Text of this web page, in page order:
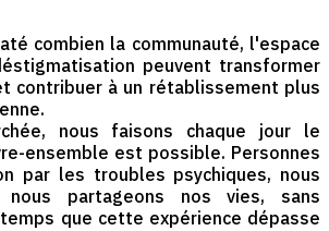
combien la communauté, l'espace
peuvent transformer
contribuer à un rétablissement plus
nous faisons chaque jour le
ensemble est possible. Personnes
par les troubles psychiques, nous
nous partageons nos vies, sans
que cette expérience dépasse